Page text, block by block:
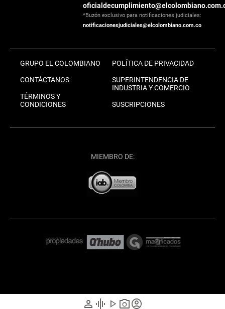
person graphic_eq play_arrow photo_cameraaccount_circle
*Buzón exclusivo para notificaciones judiciales:
notificacionesjudiciales@elcolombiano.com.co
GRUPO EL COLOMBIANO
CONTÁCTANOS
TÉRMINOS Y
CONDICIONES
POLÍTICA DE PRIVACIDAD
SUPERINTENDENCIA DE
INDUSTRIA Y COMERCIO
SUSCRIPCIONES
MIEMBRO DE: